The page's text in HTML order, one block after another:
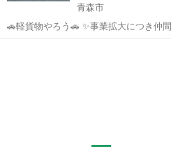
青森市
🚗軽貨物やろう🚗 ✨事業拡大につき仲間募集中✨ ✨必要
スマートフォンとやる気だけ✨ ✨軽くて小さい荷物がメインだから体